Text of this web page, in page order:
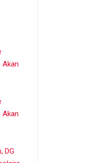
Akan
Akan
DG